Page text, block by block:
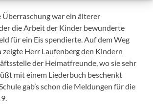
Überraschung war ein älterer
die Arbeit der Kinder bewunderte
für ein Eis spendierte. Auf dem Weg
zeigte Herr Laufenberg den Kindern
der Heimatfreunde, wo sie sehr
mit einem Liederbuch beschenkt
gab’s schon die Meldungen für die